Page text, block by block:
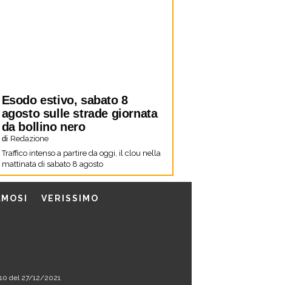
Esodo estivo, sabato 8
agosto sulle strade giornata
da bollino nero
di Redazione
Traffico intenso a partire da oggi, il clou nella
mattinata di sabato 8 agosto
VERISSIMO
del 27/12/2021